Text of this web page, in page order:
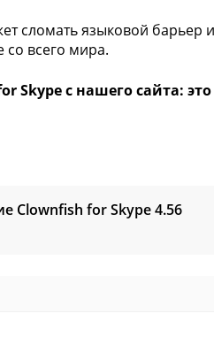
сломать языковой барьер
со всего мира.
Skype с нашего сайта:
Clownfish for Skype4.56